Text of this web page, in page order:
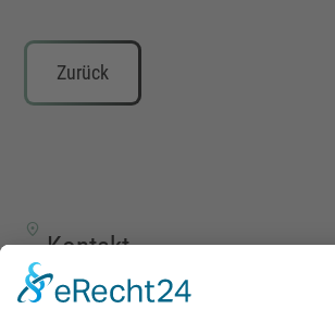
Zurück
Kontakt
TALENTSCOUT CONSULTING GmbH